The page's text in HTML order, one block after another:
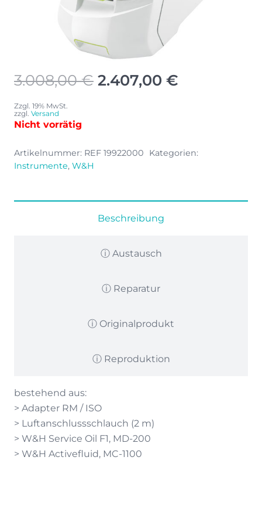
3.008,00€ Ursprünglicher
2.407,00 €
Zzgl. 19% MwSt.
zzgl. Versand
Nicht vorrätig
Artikelnummer: REF 19922000
Kategorien:
Instrumente, W&H
Beschreibung
ⓘ Austausch
ⓘ Reparatur
ⓘ Originalprodukt
ⓘ Reproduktion
bestehend aus:
> Adapter RM / ISO
> Luftanschlussschlauch (2 m)
> W&H Service Oil F1, MD-200
> W&H Activefluid, MC-1100